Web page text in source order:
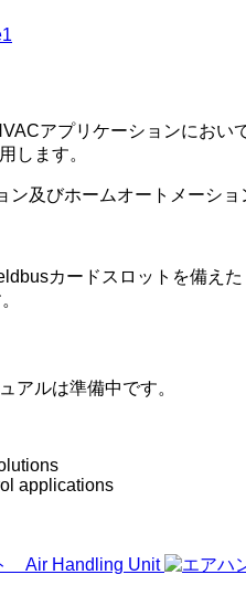
アプリケーションにおい
します。
ン及びホームオートメーシ
カードスロットを備え
アルは準備中です。
applications
Air Handling Unit